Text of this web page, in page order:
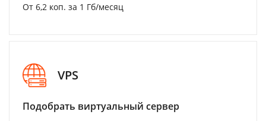
От 6,2 коп. за 1 Гб/месяц
VPS
Подобрать виртуальный сервер